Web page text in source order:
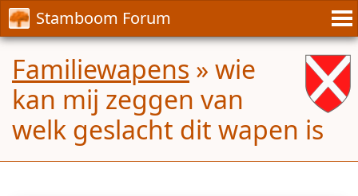
Stamboom Forum
Familiewapens » wie
kan mij zeggen van
welk geslacht dit wapen is